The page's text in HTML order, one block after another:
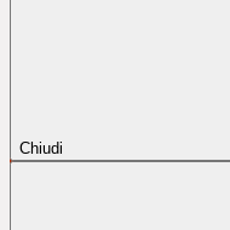
Chiudi